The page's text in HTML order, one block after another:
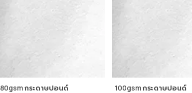
80gsm กระดาษปอนด์ 100gsm กระดาษปอนด์